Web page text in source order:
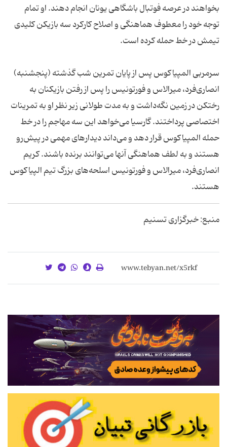
بخواهند در عرصه فوتبال باشگاهی یونان انجام دهند. او تمام
توجه خود را معطوف هماهنگی و اصلاح کارکرد سه بازیکن کلیدی
تیمش در خط حمله کرده است.
سرمربی المپیاکوس پس از پایان تمرین شب گذشته (پنجشنبه)
انصاری‌فرد، میرالاس و فورتونیس را پس از رفتن بازیکنان به
رختکن در زمین نگه‌داشت و به مدت طولانی زیر نظر او به تمرینات
اختصاصی پرداختند. گارسیا می‌خواهد این سه مهاجم را در خط
حمله المپیاکوس قرار دهد و می‌داند دیدارهای مهمی در پیش‌رو
هستند و به لطف هماهنگی آنها می‌توانند برنده باشند. کریم
انصاری‌فرد، میرالاس و فورتونیس اسلحه‌های بزرگ تیم الپیاکوس
هستند.
منبع: خبرگزاری تسنیم